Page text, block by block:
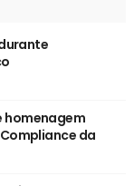
homenagem
da